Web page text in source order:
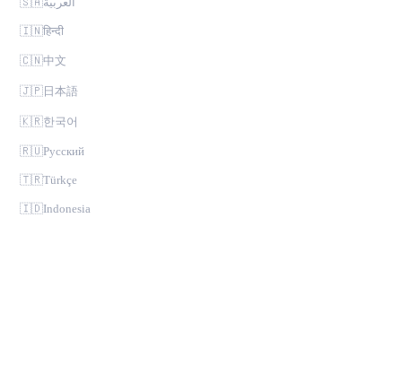
🇮🇳हिन्दी
🇨🇳中文
🇯🇵 日本語
🇰🇷한국어
🇷🇺Русский
🇹🇷Türkçe
🇮🇩Indonesia